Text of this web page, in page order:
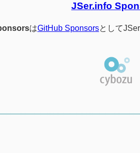
JSer.info
はGitHub Sponsorsとして